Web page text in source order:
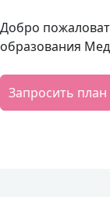
Добро
образования
Запросить